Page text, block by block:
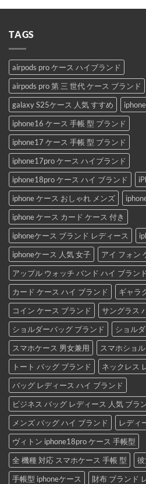
TAGS
airpods pro ケース ハイブランド
airpods pro 第 三 世代 ケース ブランド
galaxy S25ケース 人気 すすめ
iphone16 ケース 手帳 型 ブランド
iphone17 ケース 手帳 型 ブランド
iphone17pro ケース ハイブランド
iphone18pro ケース ハイ ブランド
iphone ケース おしゃれ メンズ
iphone ケース カード ケース 付き
iphoneケース ブランド レディース
iphoneケース 人気 女子
アイ フォン
アップル ウォッチ バンド ハイ ブランド
カード ケース ハイ ブランド
ギャラ
コイン ケース ブランド
サングラス
ショルダーバッグ ブランド
ショル
スマホケース 男女兼用
スマホショ
トート バッグ ブランド
ネックレス
バッグ レディース ハイ ブランド
ビジネス バッグ レディース 人気 ブラ
メンズ バッグ ハイ ブランド
レディ
ヴィトン iphone18pro ケース 手帳型
全 機種 対応 スマホケース 手帳 型
手帳型 iphoneケース
財布 ブランド